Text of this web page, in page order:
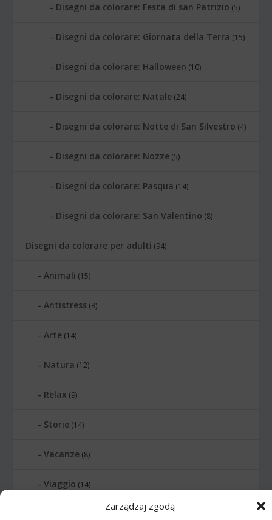
Zarządzaj zgodą
Disegni da colorare: Festa di san Patrizio (5)
Disegni da colorare: Giornata della Terra (15)
Disegni da colorare: Halloween (10)
Disegni da colorare: Natale (24)
Disegni da colorare: Notte di San Silvestro (4)
Disegni da colorare: Nozze (5)
Disegni da colorare: Pasqua (14)
Disegni da colorare: San Valentino (8)
Disegni da colorare per adulti (94)
Animali (15)
Antistress (8)
Arte (14)
Natura (12)
Relax (9)
Storie (14)
Vacanze (8)
Viaggio (14)